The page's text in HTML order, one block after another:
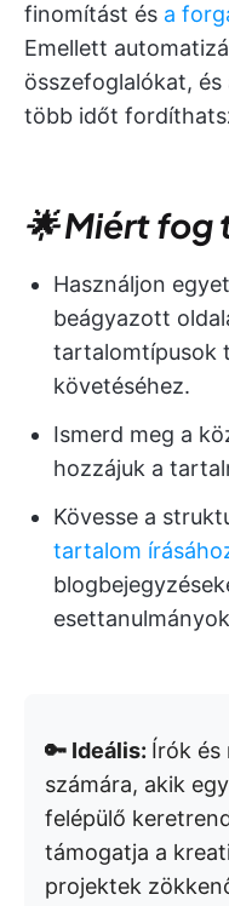
finomítást és a
Emellett
összefoglalókat,
több időt
🌟 Miért fog
Használjon
beágyazott
tartalomtípusok
követéséhez.
Ismerd meg a
hozzájuk a
Kövesse a
tartalom
🔑 Ideális: Írók és
számára, akik
felépülő
támogatja a
projektek